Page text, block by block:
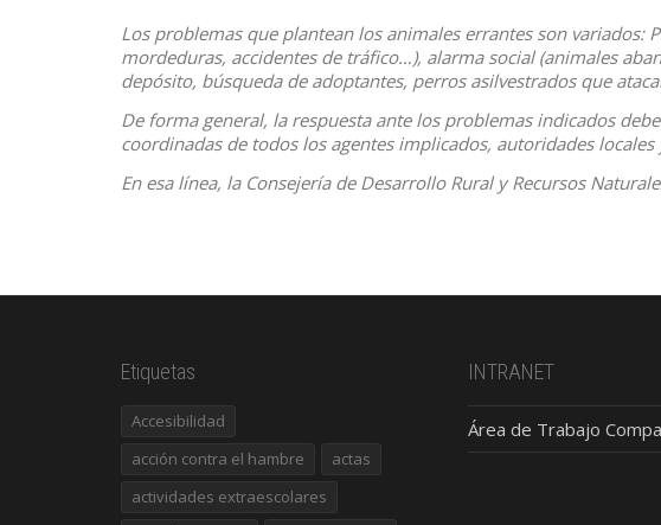
Los problemas que plantean los animales errantes son variados:
mordeduras, accidentes de tráfico…), alarma social (animales
depósito, búsqueda de adoptantes, perros asilvestrados que
De forma general, la respuesta ante los problemas indicados
coordinadas de todos los agentes implicados, autoridades
En esa línea, la Consejería de Desarrollo Rural y Recursos
Etiquetas
Accesibilidad
acción contra el hambre
actas
actividades extraescolares
INTRANET
Área de Trabajo